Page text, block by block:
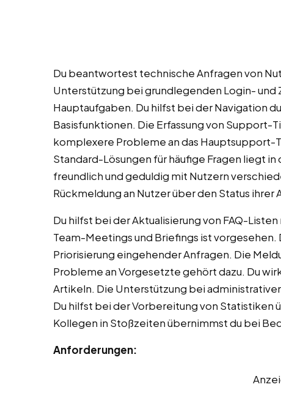
Du beantwortest technische Anfragen von
Unterstützung bei grundlegenden Login-
Hauptaufgaben. Du hilfst bei der Navigation
Basisfunktionen. Die Erfassung von Support-
komplexere Probleme an das Hauptsupport-
Standard-Lösungen für häufige Fragen liegt
freundlich und geduldig mit Nutzern
Rückmeldung an Nutzer über den Status ihrer
Du hilfst bei der Aktualisierung von FAQ-
Team-Meetings und Briefings ist
Priorisierung eingehender Anfragen. Die
Probleme an Vorgesetzte gehört dazu. Du
Artikeln. Die Unterstützung bei
Du hilfst bei der Vorbereitung von Statistiken
Kollegen in Stoßzeiten übernimmst du bei
Anforderungen: